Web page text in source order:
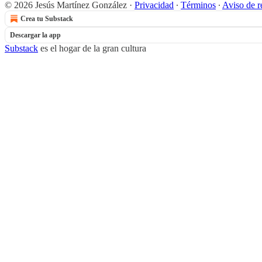
© 2026 Jesús Martínez González · Privacidad ∙ Términos ∙ Aviso de
Crea tu Substack
Descargar la app
Substack es el hogar de la gran cultura